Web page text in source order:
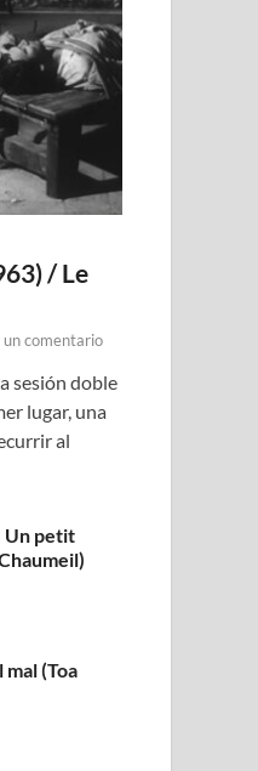
/ Le
un comentario
sesión doble
lugar, una
al
Un petit
mal (Toa